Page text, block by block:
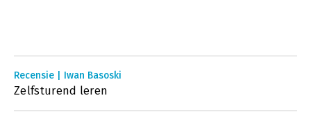
Recensie | Iwan Basoski
Zelfsturend leren